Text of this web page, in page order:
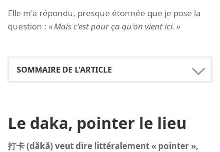
Elle m'a répondu, presque étonnée que je pose la
question :
Mais c'est pour ça qu'on vient ici.
Le daka, pointer le lieu
打卡 (dǎkǎ) veut dire littéralement « pointer »,